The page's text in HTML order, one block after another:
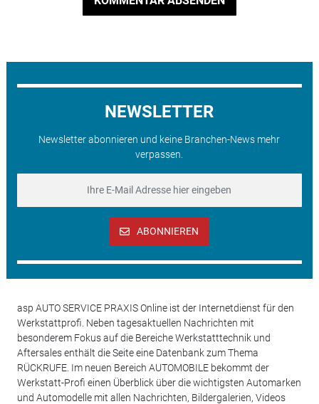
NEWSLETTER
Newsletter abonnieren und keine Branchen-News mehr
verpassen.
ABONNIEREN
asp AUTO SERVICE PRAXIS Online ist der Internetdienst für den
Werkstattprofi. Neben tagesaktuellen Nachrichten mit
besonderem Fokus auf die Bereiche Werkstatttechnik und
Aftersales enthält die Seite eine Datenbank zum Thema
RÜCKRUFE. Im neuen Bereich AUTOMOBILE bekommt der
Werkstatt-Profi einen Überblick über die wichtigsten Automarken
und Automodelle mit allen Nachrichten, Bildergalerien, Videos